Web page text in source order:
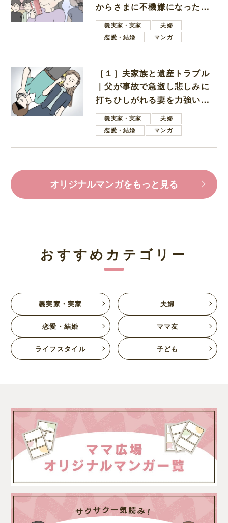
からさまに不機嫌になった義
母義実家・実家
夫婦
恋愛・結婚
マンガ
［１］夫家族と遺産トラブル
｜父が事故で急逝し悲しみに
打ちひしがれる妻を力強い言
葉で励ます夫
義実家・実家
夫婦
恋愛・結婚
マンガ
オリジナルマンガをもっと見る
おすすめカテゴリー
義実家・実家 夫婦
恋愛・結婚 ママ友
ライフスタイル 子ども